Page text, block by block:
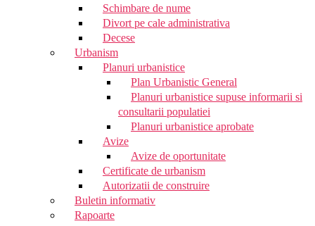
Schimbare de nume
Divort pe cale administrativa
Decese
Urbanism
Planuri urbanistice
Plan Urbanistic General
Planuri urbanistice supuse informarii si
consultarii populatiei
Planuri urbanistice aprobate
Avize
Avize de oportunitate
Certificate de urbanism
Autorizatii de construire
Buletin informativ
Rapoarte